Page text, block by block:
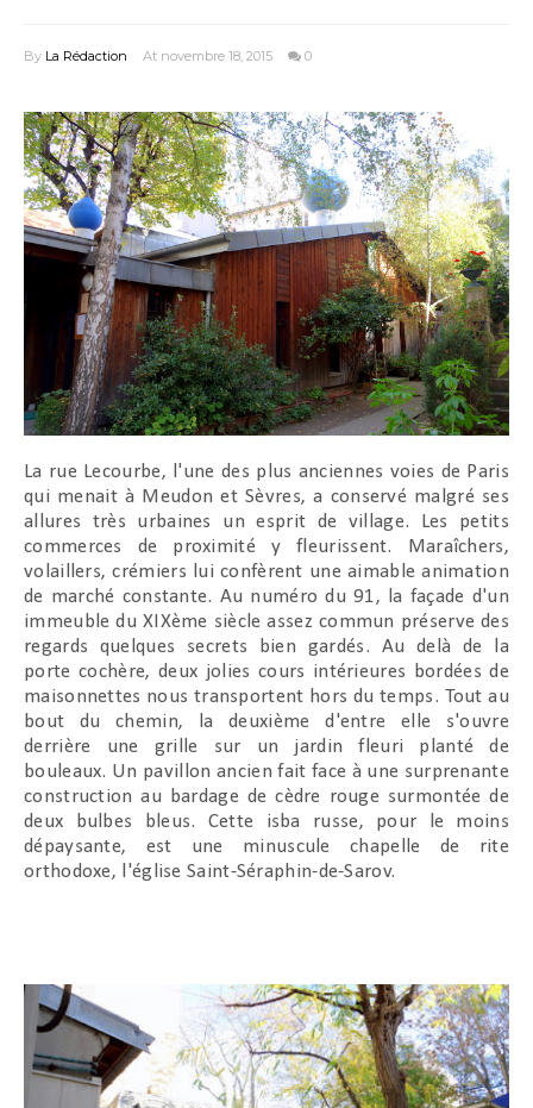
By La Rédaction At novembre 18, 2015 0
La rue Lecourbe, l'une des plus anciennes voies de Paris
qui menait à Meudon et Sèvres, a conservé malgré ses
allures très urbaines un esprit de village. Les petits
commerces de proximité y fleurissent. Maraîchers,
volaillers, crémiers lui confèrent une aimable animation
de marché constante. Au numéro du 91, la façade d'un
immeuble du XIXème siècle assez commun préserve des
regards quelques secrets bien gardés. Au delà de la
porte cochère, deux jolies cours intérieures bordées de
maisonnettes nous transportent hors du temps. Tout au
bout du chemin, la deuxième d'entre elle s'ouvre
derrière une grille sur un jardin fleuri planté de
bouleaux. Un pavillon ancien fait face à une surprenante
construction au bardage de cèdre rouge surmontée de
deux bulbes bleus. Cette isba russe, pour le moins
dépaysante, est une minuscule chapelle de rite
orthodoxe, l'église Saint-Séraphin-de-Sarov.